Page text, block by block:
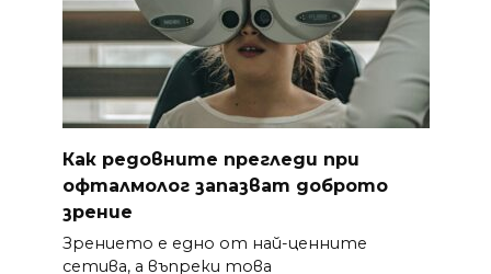
Как редовните прегледи при
офталмолог запазват доброто
зрение
Зрението е едно от най-ценните
сетива, а въпреки това